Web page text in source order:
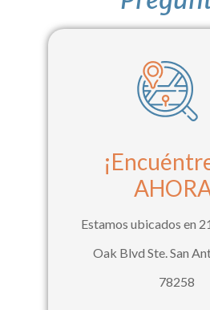
Estamos ubicados en
Oak Blvd Ste. San
78258